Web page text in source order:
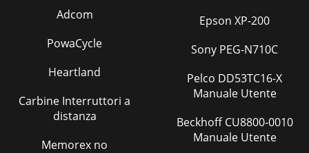
Adcom
PowaCycle
Heartland
Carbine Interruttori a
distanza
Memorex no
Epson XP-200
Sony PEG-N710C
Pelco DD53TC16-X
Manuale Utente
Beckhoff CU8800-0010
Manuale Utente